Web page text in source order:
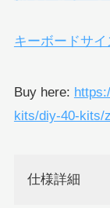
キーボードサ
Buy here:
kits/diy-40-kits/
仕様詳細